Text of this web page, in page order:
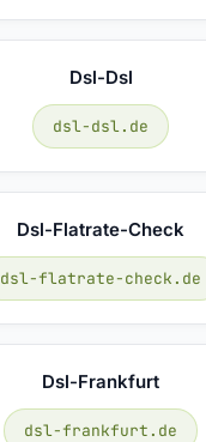
Dsl-Dsl
dsl-dsl.de
Dsl-Flatrate-Check
dsl-flatrate-check.de
Dsl-Frankfurt
dsl-frankfurt.de